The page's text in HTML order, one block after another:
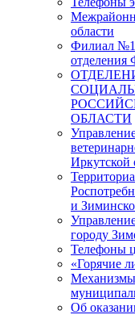
области
Филиал
отделения
ОБЛАСТИ
Иркутской
и
городу
Телефоны
«Горячие
Механизмы
Об